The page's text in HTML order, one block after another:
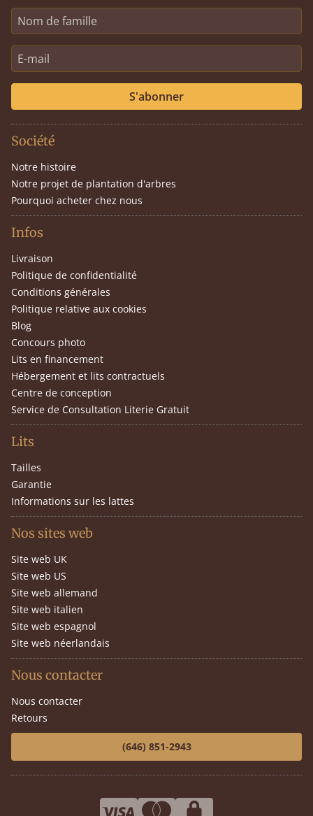
S'abonner
Société
Notre histoire
Notre projet de plantation d'arbres
Pourquoi acheter chez nous
Infos
Livraison
Politique de confidentialité
Conditions générales
Politique relative aux cookies
Blog
Concours photo
Lits en financement
Hébergement et lits contractuels
Centre de conception
Service de Consultation Literie Gratuit
Lits
Tailles
Garantie
Informations sur les lattes
Nos sites web
Site web UK
Site web US
Site web allemand
Site web italien
Site web espagnol
Site web néerlandais
Nous contacter
Nous contacter
Retours
(646) 851-2943